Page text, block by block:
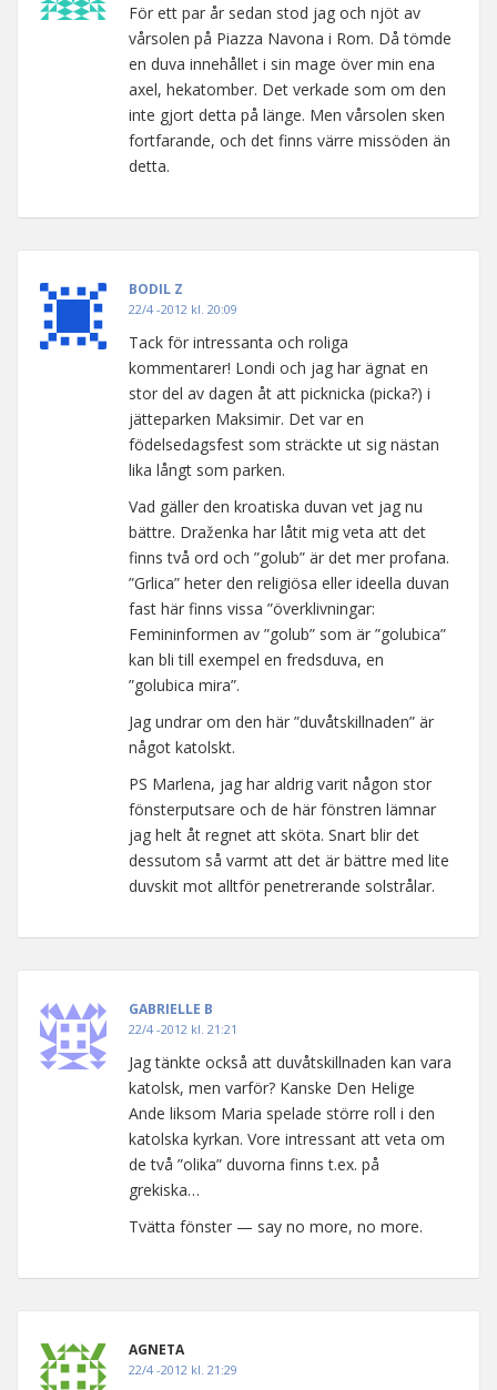
För ett par år sedan stod jag och njöt av
vårsolen på Piazza Navona i Rom. Då tömde
en duva innehållet i sin mage över min ena
axel, hekatomber. Det verkade som om den
inte gjort detta på länge. Men vårsolen sken
fortfarande, och det finns värre missöden än
detta.
BODIL Z
22/4 -2012 kl. 20:09
Tack för intressanta och roliga
kommentarer! Londi och jag har ägnat en
stor del av dagen åt att picknicka (picka?) i
jätteparken Maksimir. Det var en
födelsedagsfest som sträckte ut sig nästan
lika långt som parken.
Vad gäller den kroatiska duvan vet jag nu
bättre. Draženka har låtit mig veta att det
finns två ord och ”golub” är det mer profana.
”Grlica” heter den religiösa eller ideella duvan
fast här finns vissa ”överklivningar:
Femininformen av ”golub” som är ”golubica”
kan bli till exempel en fredsduva, en
”golubica mira”.
Jag undrar om den här ”duvåtskillnaden” är
något katolskt.
PS Marlena, jag har aldrig varit någon stor
fönsterputsare och de här fönstren lämnar
jag helt åt regnet att sköta. Snart blir det
dessutom så varmt att det är bättre med lite
duvskit mot alltför penetrerande solstrålar.
GABRIELLE B
22/4 -2012 kl. 21:21
Jag tänkte också att duvåtskillnaden kan vara
katolsk, men varför? Kanske Den Helige
Ande liksom Maria spelade större roll i den
katolska kyrkan. Vore intressant att veta om
de två ”olika” duvorna finns t.ex. på
grekiska…
Tvätta fönster — say no more, no more.
AGNETA
22/4 -2012 kl. 21:29